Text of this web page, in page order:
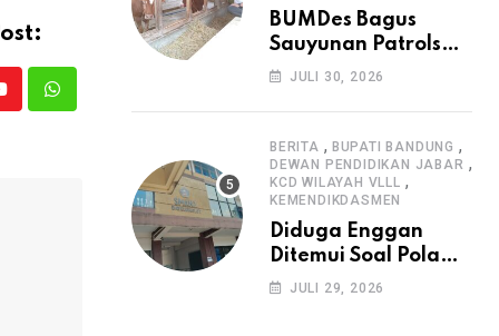
Whatsapp
BUMDes Bagus
Sauyunan Patrolsari
Alokasikan 20
untuk Ketahanan
Pangan Hewani dan
Nabati
JULI 30, 2026
BERITA , BUPATI BANDUNG ,
DEWAN PENDIDIKAN JABAR ,
KCD WILAYAH VLLL ,
KEMENDIKDASMEN
Diduga Enggan
Ditemui Soal Pola
SPMB, Kepsek SMAN
JULI 29, 2026